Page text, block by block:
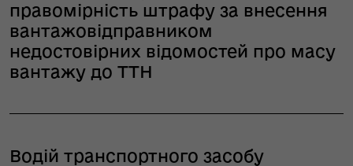
правомірність штрафу за внесення
вантажовідправником
недостовірних відомостей про масу
вантажу до ТТН
Водій транспортного засобу